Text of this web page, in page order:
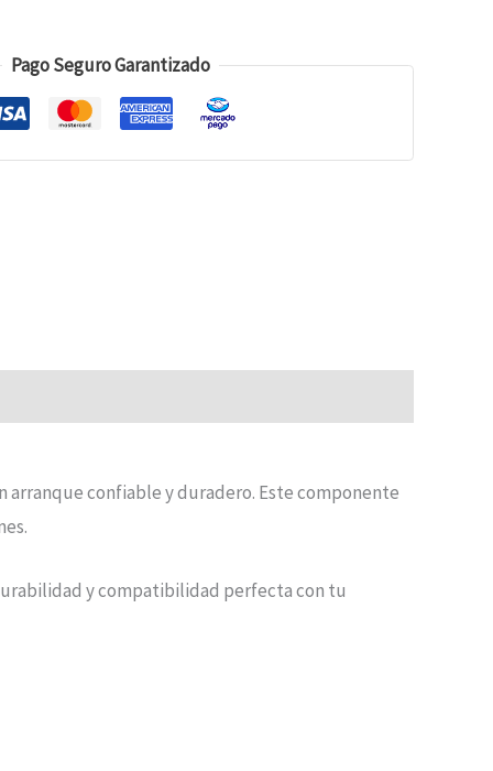
Pago Seguro Garantizado
arranque confiable y duradero. Este componente
y compatibilidad perfecta con tu